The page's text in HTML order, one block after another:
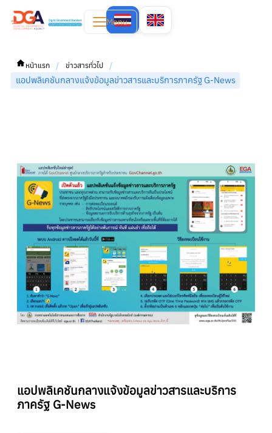
Menu
หน้าแรก / ข่าวสารทั่วไป
/
แอปพลิเคชันกลางแจ้งข้อมูลข่าวสารและบริการภาครัฐ G-News
แอปพลิเคชันกลางแจ้งข้อมูลข่าวสารและบริการ
ภาครัฐ G-News